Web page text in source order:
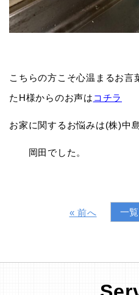
こちらの方こそ心温まるお言
たH様からのお声は コチラ
お家に関するお悩みは(株)中
岡田でした。
« 前へ 一